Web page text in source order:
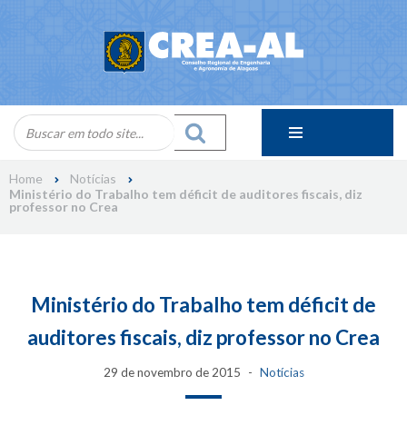
Home
Notícias
Ministério do Trabalho tem déficit de auditores fiscais, diz
professor no Crea
Ministério do Trabalho tem déficit de
auditores fiscais, diz professor no Crea
29 de novembro de 2015 Notícias